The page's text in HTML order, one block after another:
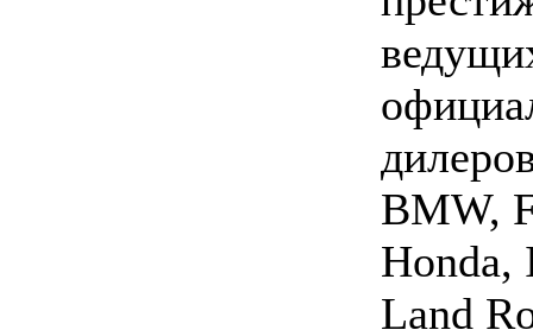
BMW,
Land